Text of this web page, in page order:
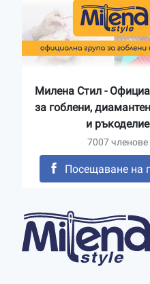
Милена Стил -
за гоблени,
и ръкоделие
7007 членове
Посещаване на